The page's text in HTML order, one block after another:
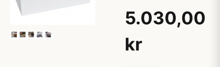
5.030,00
kr